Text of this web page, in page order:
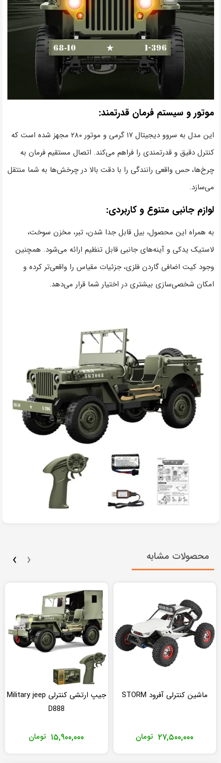
موتور و سیستم فرمان قدرتمند:
این مدل به سروو دیجیتال ۱۷ گرمی و موتور ۲۸۰ مجهز شده است که
کنترل دقیق و قدرتمندی را فراهم می‌کند. اتصال مستقیم فرمان به
چرخ‌ها، حس واقعی رانندگی را با دقت بالا در چرخش‌ها به شما منتقل
می‌سازد.
لوازم جانبی متنوع و کاربردی:
به همراه این محصول، بیل قابل جدا شدن، تبر، مخزن سوخت،
لاستیک یدکی و آینه‌های جانبی قابل تنظیم ارائه می‌شود. همچنین
وجود کیت اضافی گاردن فلزی، جزئیات مقیاس را واقعی‌تر کرده و
امکان شخصی‌سازی بیشتری در اختیار شما قرار می‌دهد.
محصولات مشابه
ماشین کنترلی آفرود STORM
۲۷,۵۰۰,۰۰۰ تومان
جیپ ارتشی کنترلی Military jeep
D888
۱۵,۹۰۰,۰۰۰ تومان
‹
›